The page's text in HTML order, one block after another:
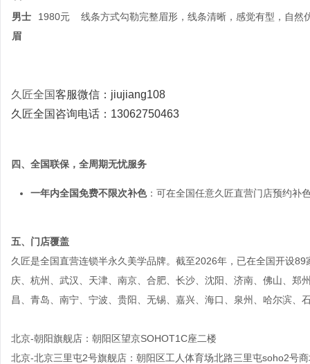
男士
眉
1980元 线条方式勾勒完整眉形，线条清晰，感觉有型，自然
久匠全国客服微信：jiujiang108
久匠全国咨询电话：13062750463
四、全国联保，全周期无忧服务
一年内全国免费不限次补色：可在全国任意久匠直营门店预约补
五、门店覆盖
久匠是全国直营连锁半永久美学品牌。截至2026年，已在全国开设
庆、杭州、武汉、天津、南京、合肥、长沙、沈阳、济南、佛山、
昌、青岛、南宁、宁波、贵阳、无锡、嘉兴、海口、泉州、哈尔滨、
北京-朝阳旗舰店：朝阳区望京SOHOT1C座二楼
北京-北京三里屯2号旗舰店：朝阳区工人体育场北路三里屯soho2号